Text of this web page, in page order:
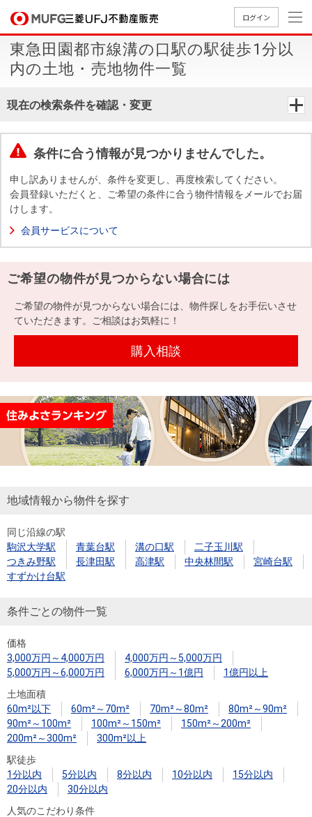
ログイン
買いたいTOP
中古
マン
ンを
探す
築・
一戸
建て
す
用
物
件
を
す
件を
探す
購入向け
サービス
住宅ロー
ンシミュ
住まい1プ
ラス（お
税金の本
（電子ブ
ック）
売りたいTOP
無
料
定
却
談
売却
金額
試算
売却向け
周辺相場
住まい1プ
住まいと
暮らしの
（電子ブ
売却ガイ
ド
店舗案内TOP
店舗のご
案内（首
案内（名
案内（関
会社情報TOP
ごあいさ
つ
要
Way
経営ビジ
ョン
組織図
役員一
沿革
本社地
図
（電子ブ
ック版）
採用情報TOP
新卒採用
情報
採用情報
買いたい
売りたい
店舗案内
会社情報
採用情報
提携企業にお勤めの方
閉じる
東急田園都市線溝の口駅の駅徒歩1分以
内の土地・売地物件一覧
現在の検索条件を確認・変更
条件に合う情報が見つかりませんでした。
申し訳ありませんが、条件を変更し、再度検索してください。
会員登録いただくと、ご希望の条件に合う物件情報をメールでお届
けします。
会員サービスについて
ご希望の物件が見つからない場合には
ご希望の物件が見つからない場合には、物件探しをお手伝いさせ
ていただきます。ご相談はお気軽に！
購入相談
地域情報から物件を探す
同じ沿線の駅
駒沢大学駅
青葉台駅 溝の口駅
二子玉川駅
つきみ野駅
長津田駅 高津駅 中央林間駅
宮崎台駅
すずかけ台駅
条件ごとの物件一覧
価格
3,000万円～4,000万円
4,000万円～5,000万円
5,000万円～6,000万円
6,000万円～1億円
1億円以上
土地面積
60m²以下
60m²～70m² 70m²～80m²
80m²～90m²
90m²～100m²
100m²～150m²
150m²～200m²
200m²～300m²
300m²以上
駅徒歩
1分以内
5分以内 8分以内 10分以内
15分以内
20分以内
30分以内
人気のこだわり条件